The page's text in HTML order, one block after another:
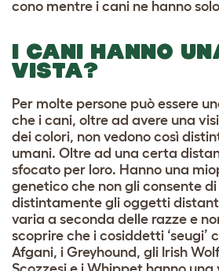
cono mentre i cani ne hanno
I CANI HANNO
VISTA?
Per molte persone può essere
che i cani, oltre ad avere una
dei colori, non vedono così
umani. Oltre ad una certa
sfocato per loro. Hanno una
genetico che non gli consente
distintamente gli oggetti
varia a seconda delle razze e
scoprire che i cosiddetti ‘seugi’
Afgani, i Greyhound, gli Irish